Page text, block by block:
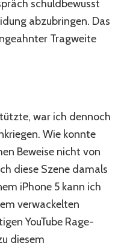
schuldbewusst
abzubringen. Das
Tragweite
war ich dennoch
Wie konnte
Beweise nicht von
diese Szene damals
iPhone 5 kann ich
verwackelten
YouTube Rage-
diesem